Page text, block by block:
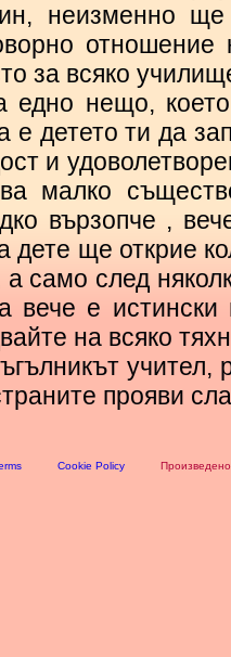
неизменно
за всяко
едно нещо,
е детето ти да
и
малко
вързопче ,
дете ще открие
а само след
вече е истински
на всяко
прояви
Cookie Policy